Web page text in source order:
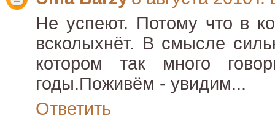
Не успеют. Потому что в
всколыхнёт. В смысле
котором так много
годы.Поживём - увидим...
Ответить